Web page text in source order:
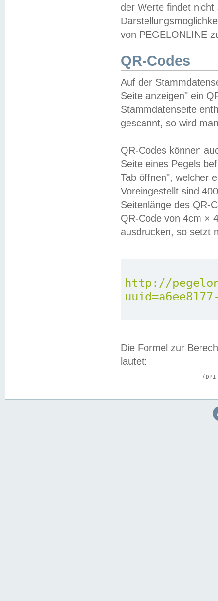
der Werte findet
von PEGELONLINE
QR-Codes
Auf der
Seite anzeigen" ein
Stammdatenseite
gescannt, so wird
QR-Codes können
Seite eines Pegels
Tab öffnen", welcher
Voreingestellt sind
Seitenlänge des QR-
QR-Code von 4cm ×
ausdrucken, so setzt
http://
Die Formel zur
lautet: